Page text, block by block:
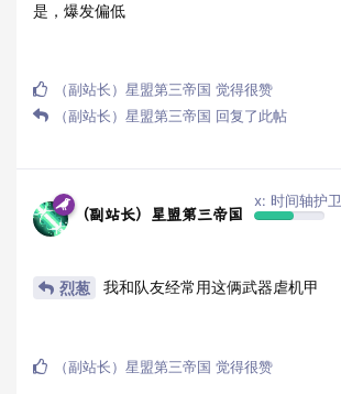
是，爆发偏低
（副站长）星盟第三帝国 觉得很赞
（副站长）星盟第三帝国 回复了此帖
（副站长）星盟第三帝国
x: 时间轴护卫
烈葱 我和队友经常用这俩武器虐机甲
（副站长）星盟第三帝国 觉得很赞